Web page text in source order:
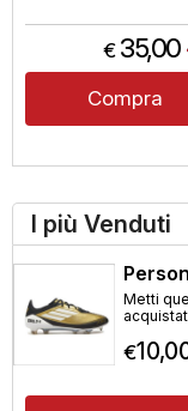
€ 35,00
Compra
I più Venduti
Metti
€